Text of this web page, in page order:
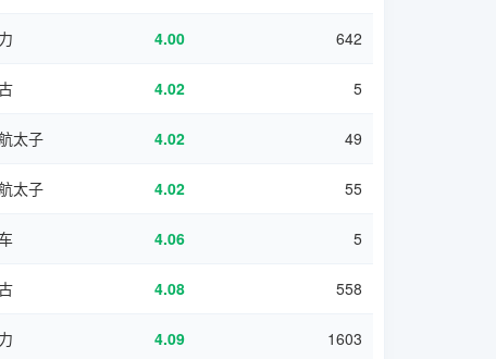
4.00 642
4.02 5
太子 4.02 49
太子 4.02 55
4.06 5
4.08 558
4.09 1603